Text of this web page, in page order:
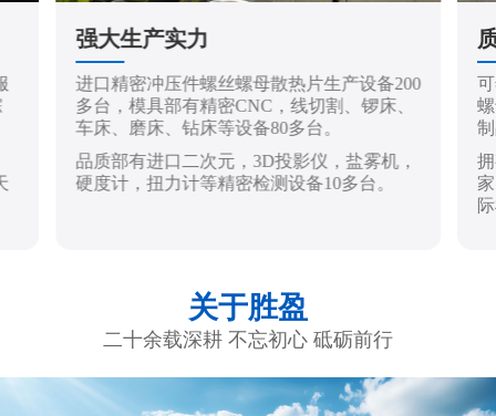
强大生产实力
进口精密冲压件螺丝螺母散热片生产设备200
多台，模具部有精密CNC，线切割、锣床、
车床、磨床、钻床等设备80多台。
品质部有进口二次元，3D投影仪，盐雾机，
硬度计，扭力计等精密检测设备10多台。
关于胜盈
二十余载深耕 不忘初心 砥砺前行